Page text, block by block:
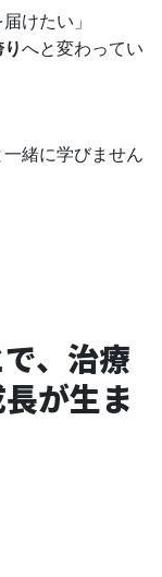
けたい」
へと変わってい
緒に学びません
、治療
が生ま